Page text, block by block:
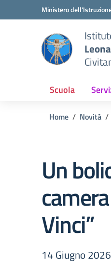
Vai ai contenuti
Vai al menu di navigazione
Ministero
Scuola
Home Novità
Un
Vinci”
14 Giugno 2026